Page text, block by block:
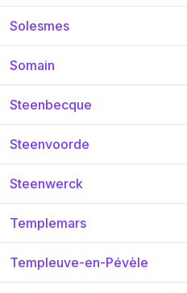
Solesmes
Somain
Steenbecque
Steenvoorde
Steenwerck
Templemars
Templeuve-en-Pévèle